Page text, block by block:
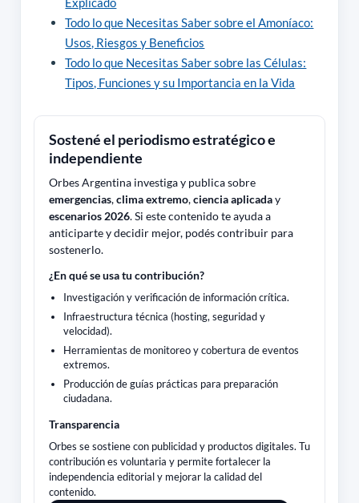
Todo lo que Necesitas Saber sobre el Amoníaco:
Usos, Riesgos y Beneficios
Todo lo que Necesitas Saber sobre las Células:
Tipos, Funciones y su Importancia en la Vida
Sostené el periodismo estratégico e
independiente
Orbes Argentina investiga y publica sobre
emergencias,clima extremo,ciencia aplicaday
escenarios 2026. Si este contenido te ayuda a
anticiparte y decidir mejor, podés contribuir para
sostenerlo.
¿En qué se usa tu contribución?
Investigación y verificación de información crítica.
Infraestructura técnica (hosting, seguridad y
velocidad).
Herramientas de monitoreo y cobertura de eventos
extremos.
Producción de guías prácticas para preparación
ciudadana.
Transparencia
Orbes se sostiene con publicidad y productos digitales. Tu
contribución es voluntaria y permite fortalecer la
independencia editorial y mejorar la calidad del
contenido.